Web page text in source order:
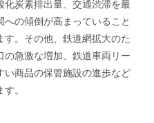
化炭素排出量、交通渋滞を最
の傾倒が高まっていること
。その他、鉄道網拡大のた
急激な増加、鉄道車両リー
い商品の保管施設の進歩など
。